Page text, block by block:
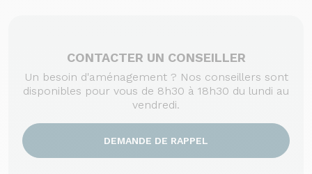
CONTACTER UN CONSEILLER
Un besoin d'aménagement ? Nos conseillers sont
disponibles pour vous de 8h30 à 18h30 du lundi au
vendredi.
DEMANDE DE RAPPEL